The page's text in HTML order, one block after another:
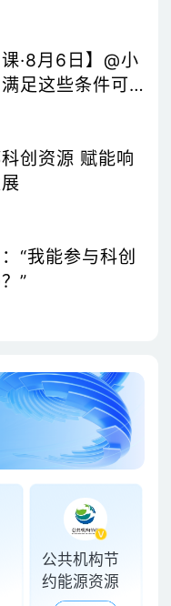
课·8月6日】@小
足这些条件可
！
资源 赋能响
“我能参与科创
”
公共机构节
约能源资源